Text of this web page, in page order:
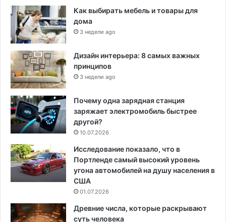
Как выбирать мебель и товары для
дома
3 недели ago
Дизайн интерьера: 8 самых важных
принципов
3 недели ago
Почему одна зарядная станция
заряжает электромобиль быстрее
другой?
10.07.2026
Исследование показало, что в
Портленде самый высокий уровень
угона автомобилей на душу населения в
США
01.07.2026
Древние числа, которые раскрывают
суть человека